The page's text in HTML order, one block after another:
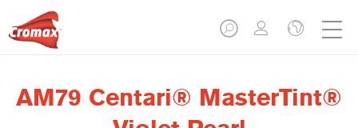
AM79 Centari® MasterTint®